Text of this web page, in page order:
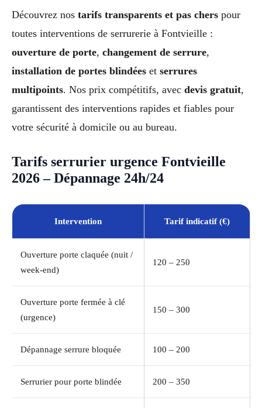
Découvrez nos tarifs transparents et pas chers pour
toutes interventions de serrurerie à Fontvieille :
ouverture de porte, changement de serrure,
installation de portes blindées et serrures
multipoints. Nos prix compétitifs, avec devis gratuit,
garantissent des interventions rapides et fiables pour
votre sécurité à domicile ou au bureau.
Tarifs serrurier urgence Fontvieille
2026 – Dépannage 24h/24
Intervention Tarif indicatif (€)
Ouverture porte claquée (nuit /
week-end)
120 – 250
Ouverture porte fermée à clé
(urgence)
150 – 300
Dépannage serrure bloquée 100 – 200
Serrurier pour porte blindée 200 – 350